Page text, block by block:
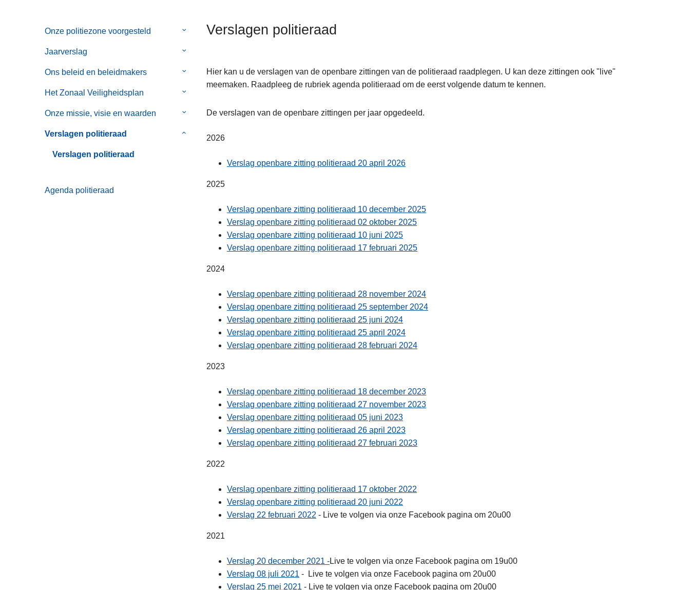
Onze politiezone voorgesteld
Submenu
politiezone
voorgesteld
Jaarverslag
Submenu
Jaarverslag
Ons beleid en beleidmakers
Submenu
beleid
beleidmakers
Het Zonaal Veiligheidsplan
Submenu
Zonaal
Onze missie, visie en waarden
Submenu
Verslagen politieraad
Submenu
Verslagen politieraad
Agenda politieraad
Verslagen politieraad
Hier kan u de verslagen van de openbare zittingen van de politieraad raadplegen. U kan deze zittingen ook "live"
meemaken. Raadpleeg de rubriek agenda politieraad om de eerst volgende datum te kennen.
De verslagen van de openbare zittingen per jaar opgedeeld.
2026
Verslag openbare zitting politieraad 20 april 2026
2025
Verslag openbare zitting politieraad 10 december 2025
Verslag openbare zitting politieraad 02 oktober 2025
Verslag openbare zitting politieraad 10 juni 2025
Verslag openbare zitting politieraad 17 februari 2025
2024
Verslag openbare zitting politieraad 28 november 2024
Verslag openbare zitting politieraad 25 september 2024
Verslag openbare zitting politieraad 25 juni 2024
Verslag openbare zitting politieraad 25 april 2024
Verslag openbare zitting politieraad 28 februari 2024
2023
Verslag openbare zitting politieraad 18 december 2023
Verslag openbare zitting politieraad 27 november 2023
Verslag openbare zitting politieraad 05 juni 2023
Verslag openbare zitting politieraad 26 april 2023
Verslag openbare zitting politieraad 27 februari 2023
2022
Verslag openbare zitting politieraad 17 oktober 2022
Verslag openbare zitting politieraad 20 juni 2022
Verslag 22 februari 2022 - Live te volgen via onze Facebook pagina om 20u00
2021
Verslag 20 december 2021 -Live te volgen via onze Facebook pagina om 19u00
Verslag 08 juli 2021 - Live te volgen via onze Facebook pagina om 20u00
Verslag 25 mei 2021 - Live te volgen via onze Facebook pagina om 20u00